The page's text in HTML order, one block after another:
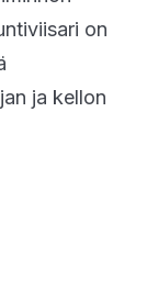
on
ja kellon